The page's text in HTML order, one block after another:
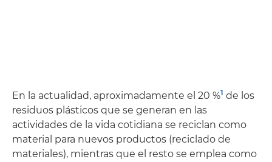
En la actualidad, aproximadamente el 20 %1 de los
residuos plásticos que se generan en las
actividades de la vida cotidiana se reciclan como
material para nuevos productos (reciclado de
materiales), mientras que el resto se emplea como